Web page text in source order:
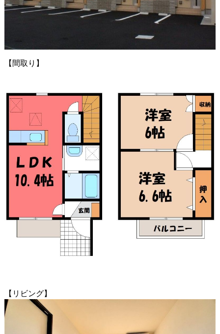
【間取り】
【リビング】